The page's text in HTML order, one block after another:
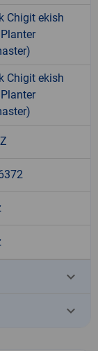
Chigit ekish
Chigit ekish
keyboard_arrow_down
keyboard_arrow_down